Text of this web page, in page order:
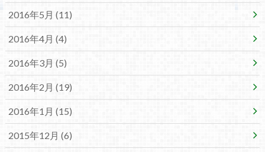
2016年5月 (11)
2016年4月 (4)
2016年3月 (5)
2016年2月 (19)
2016年1月 (15)
2015年12月 (6)